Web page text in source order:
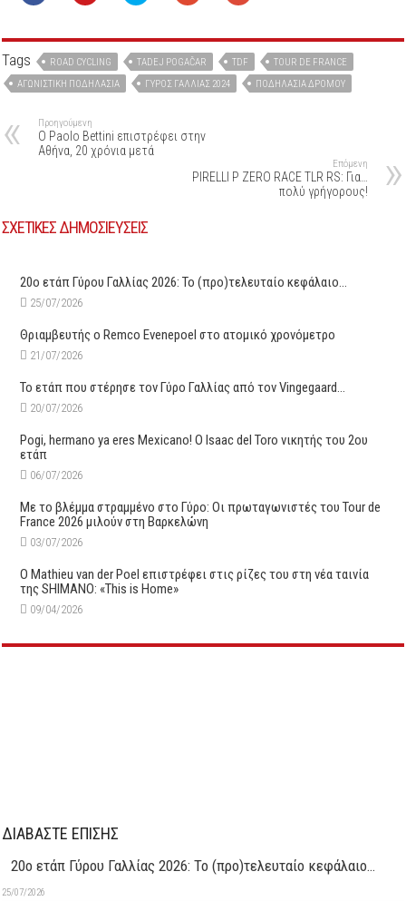
Tags ROAD CYCLING TADEJ POGAČAR TDF
TOUR DE FRANCE
ΑΓΩΝΙΣΤΙΚΉ ΠΟΔΗΛΑΣΊΑ
ΓΎΡΟΣ ΓΑΛΛΊΑΣ 2024 ΠΟΔΗΛΑΣΊΑ ΔΡΌΜΟΥ
Προηγούμενη
Ο Paolo Bettini επιστρέφει στην
Αθήνα, 20 χρόνια μετά
Επόμενη
PIRELLI P ZERO RACE TLR RS: Για…
πολύ γρήγορους!
ΣΧΕΤΙΚΕΣ ΔΗΜΟΣΙΕΥΣΕΙΣ
20ο ετάπ Γύρου Γαλλίας 2026: Το (προ)τελευταίο κεφάλαιο…
25/07/2026
Θριαμβευτής ο Remco Evenepoel στο ατομικό χρονόμετρο
21/07/2026
Το ετάπ που στέρησε τον Γύρο Γαλλίας από τον Vingegaard…
20/07/2026
Pogi, hermano ya eres Mexicano! Ο Ιsaac del Toro νικητής του 2ου
ετάπ
06/07/2026
Με το βλέμμα στραμμένο στο Γύρο: Οι πρωταγωνιστές του Tour de
France 2026 μιλούν στη Βαρκελώνη
03/07/2026
Ο Mathieu van der Poel επιστρέφει στις ρίζες του στη νέα ταινία
της SHIMANO: «This is Home»
09/04/2026
ΔΙΑΒΑΣΤΕ ΕΠΙΣΗΣ
20ο ετάπ Γύρου Γαλλίας 2026: Το (προ)τελευταίο κεφάλαιο…
25/07/2026